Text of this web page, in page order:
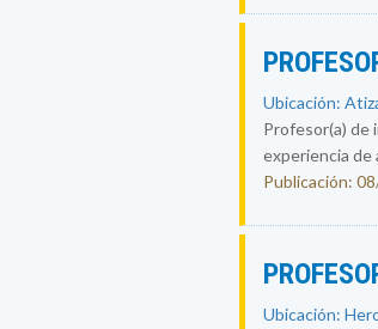
Ubicación:
Profesor(a) de
experiencia de
Publicación:
Ubicación: